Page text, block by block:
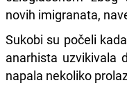
novih imigranata,
Sukobi su počeli
anarhista uzvikivala
napala nekoliko